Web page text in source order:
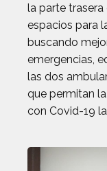
la parte
espacios para
buscando
emergencias,
las dos
que permitan
con Covid-19